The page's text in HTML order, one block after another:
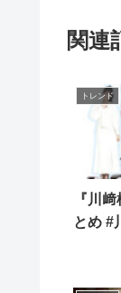
関連
トレンド
『川
とめ #